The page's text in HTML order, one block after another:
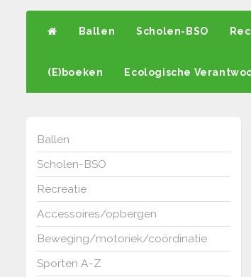
Ballen Scholen-BSO
(E)boeken Ecologische
Ballen
Scholen-BSO
Recreatie
Accessoires/opbergen
Beweging/motoriek/coördinatie
Sporten A-Z